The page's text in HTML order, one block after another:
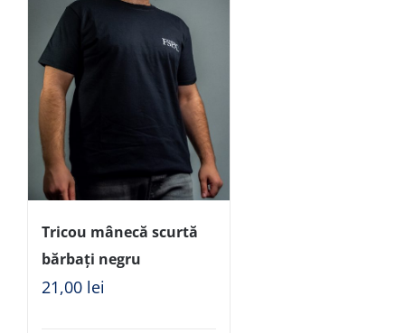
Tricou mânecă scurtă
bărbați negru
21,00 lei